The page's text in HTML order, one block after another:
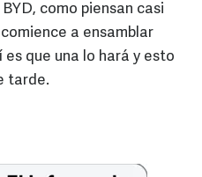
como piensan casi
a ensamblar
es que una lo hará y esto
tarde.